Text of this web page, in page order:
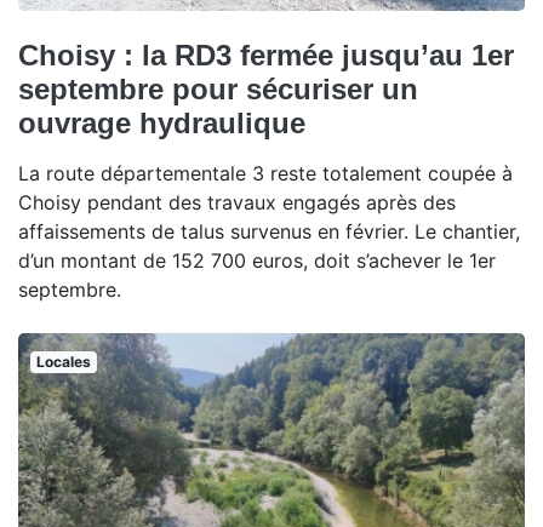
Choisy : la RD3 fermée jusqu’au 1er
septembre pour sécuriser un
ouvrage hydraulique
La route départementale 3 reste totalement coupée à
Choisy pendant des travaux engagés après des
affaissements de talus survenus en février. Le chantier,
d’un montant de 152 700 euros, doit s’achever le 1er
septembre.
Locales